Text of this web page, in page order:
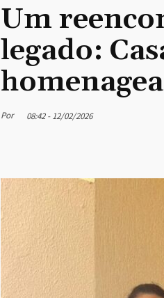
Um
legado:
Por 08:42 - 12/02/2026